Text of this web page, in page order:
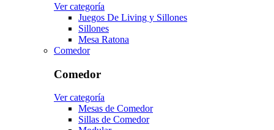
Ver categoría
Juegos De Living y Sillones
Sillones
Mesa Ratona
Comedor
Comedor
Ver categoría
Mesas de Comedor
Sillas de Comedor